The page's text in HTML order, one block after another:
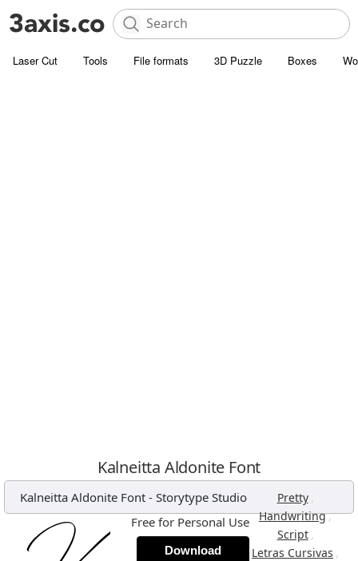
Laser Cut Tools File formats 3D Puzzle Boxes
Kalneitta Aldonite Font
Kalneitta Aldonite Font- Storytype Studio Pretty ,
Handwriting,
Script ,
Letras Cursivas ,
Free for Personal Use
Download